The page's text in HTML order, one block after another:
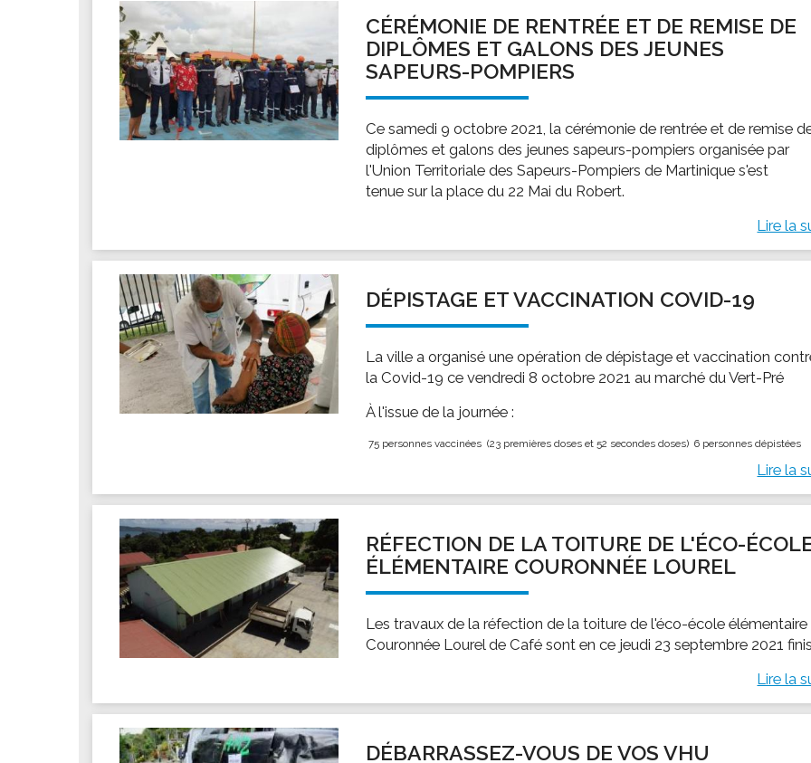
Les associations
Les droits et obligations
Faire une demande de subvention
Les activités des associations
VIE PRATIQUE
Les marchés
Le funéraire
Numéros d'urgence
SANTÉ
Annuaire santé
CÉRÉMONIE DE RENTRÉE ET DE REMISE DE
DIPLÔMES ET GALONS DES JEUNES
SAPEURS-POMPIERS
Ce samedi 9 octobre 2021, la cérémonie de rentrée et de remise
diplômes et galons des jeunes sapeurs-pompiers organisée par
l'Union Territoriale des Sapeurs-Pompiers de Martinique s'est
tenue sur la place du 22 Mai du Robert.
Lire la
DÉPISTAGE ET VACCINATION COVID-19
La ville a organisé une opération de dépistage et vaccination
la Covid-19 ce vendredi 8 octobre 2021 au marché du Vert-Pré
À l'issue de la journée :
75 personnes vaccinées (23 premières doses et 52 secondes doses) 6 personnes dépistées
Lire la
RÉFECTION DE LA TOITURE DE L'ÉCO-
ÉLÉMENTAIRE COURONNÉE LOUREL
Les travaux de la réfection de la toiture de l'éco-école élémentaire
Couronnée Lourel de Café sont en ce jeudi 23 septembre 2021
Lire la
DÉBARRASSEZ-VOUS DE VOS VHU